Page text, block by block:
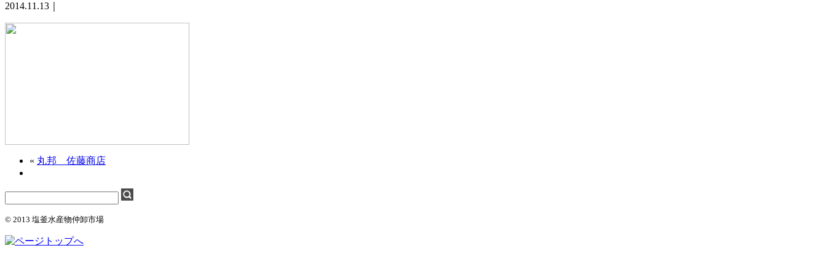
2014.11.13｜
« 丸邦 佐藤商店
© 2013 塩釜水産物仲卸市場